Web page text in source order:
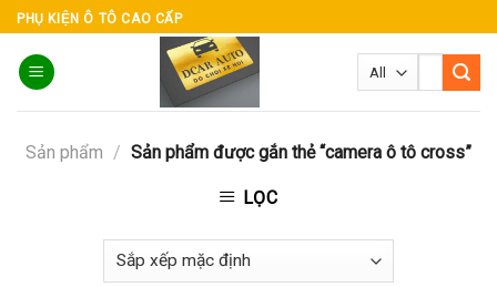
Skip
to
content
PHỤ KIỆN Ô TÔ CAO CẤP
Sản phẩm / Sản phẩm được gắn thẻ “camera ô tô cross”
LỌC